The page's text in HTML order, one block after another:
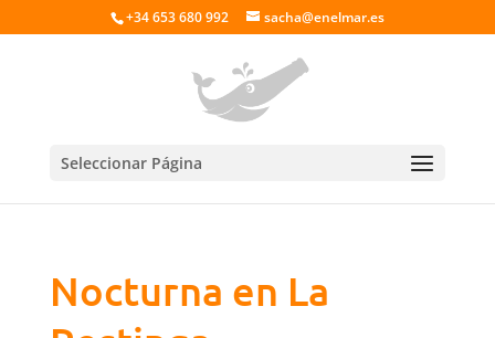
+34 653 680 992 sacha@enelmar.es
Seleccionar Página
Nocturna en La